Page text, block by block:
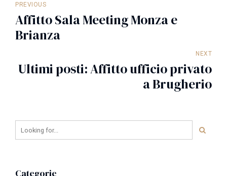
PREVIOUS
Affitto Sala Meeting Monza e
Brianza
NEXT
Ultimi posti: Affitto ufficio privato
a Brugherio
Categorie